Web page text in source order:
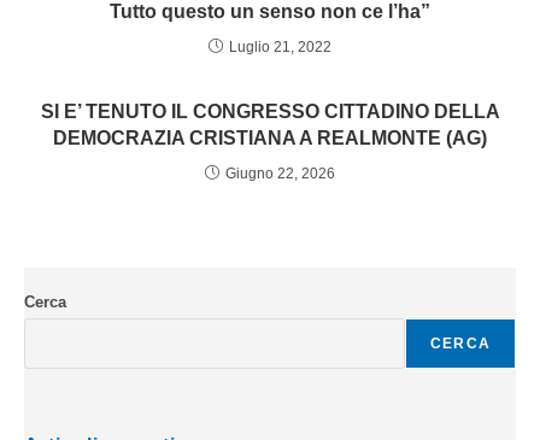
Tutto questo un senso non ce l’ha”
Luglio 21, 2022
SI E’ TENUTO IL CONGRESSO CITTADINO DELLA
DEMOCRAZIA CRISTIANA A REALMONTE (AG)
Giugno 22, 2026
Cerca
CERCA